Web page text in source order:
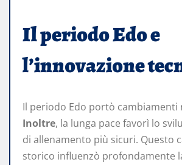
Il periodo Edo e
l’innovazione
Il periodo Edo portò cambiamenti
Inoltre, la lunga pace favorì lo
di allenamento più sicuri. Questo
storico influenzò profondamente